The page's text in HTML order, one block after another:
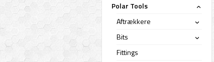
Polar Tools ›
Aftrækkere ›
Bits ›
Fittings